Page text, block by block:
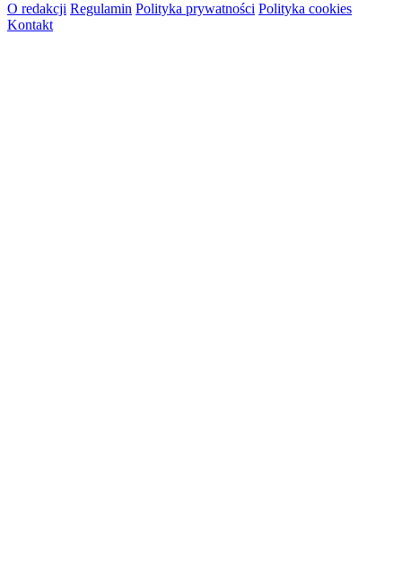
O redakcji Regulamin Polityka prywatności Polityka cookies
Kontakt